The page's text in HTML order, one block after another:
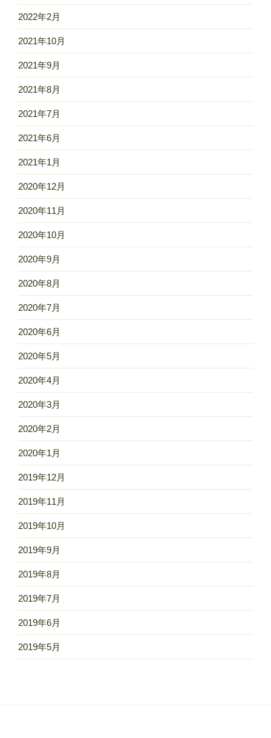
2022年2月
2021年10月
2021年9月
2021年8月
2021年7月
2021年6月
2021年1月
2020年12月
2020年11月
2020年10月
2020年9月
2020年8月
2020年7月
2020年6月
2020年5月
2020年4月
2020年3月
2020年2月
2020年1月
2019年12月
2019年11月
2019年10月
2019年9月
2019年8月
2019年7月
2019年6月
2019年5月